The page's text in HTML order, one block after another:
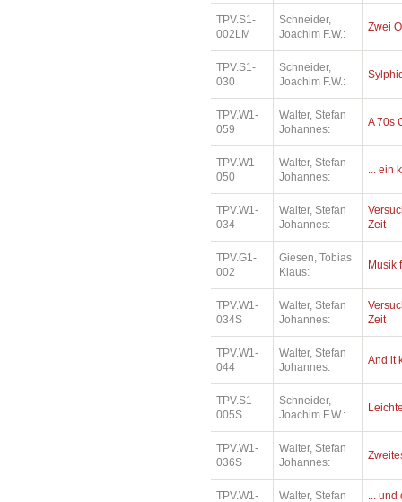
TPV.S1-
002LM
Schneider,
Joachim F.W.:
Zwei
TPV.S1-
030
Schneider,
Joachim F.W.:
TPV.W1-
059
Walter, Stefan
Johannes:
A 70s
TPV.W1-
050
Walter, Stefan
Johannes:
... ein
TPV.W1-
034
Walter, Stefan
Johannes:
Zeit
TPV.G1-
002
Giesen, Tobias
Klaus:
Musik
TPV.W1-
034S
Walter, Stefan
Johannes:
Zeit
TPV.W1-
044
Walter, Stefan
Johannes:
And it
TPV.S1-
005S
Schneider,
Joachim F.W.:
TPV.W1-
036S
Walter, Stefan
Johannes:
TPV.W1-
Walter, Stefan
... und